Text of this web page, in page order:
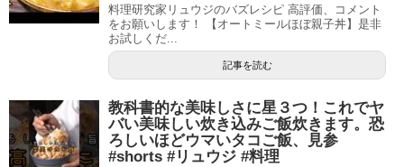
料理研究家リュウジのバズレシピ 高評価、コメント
をお願いします！ 【オートミールほぼ親子丼】是非
お試しくだ...
記事を読む
教科書的な美味しさに星３つ！これでヤ
バい美味しい炊き込みご飯炊きます。恐
ろしいほどウマいタコご飯、見参
#shorts #リュウジ #料理